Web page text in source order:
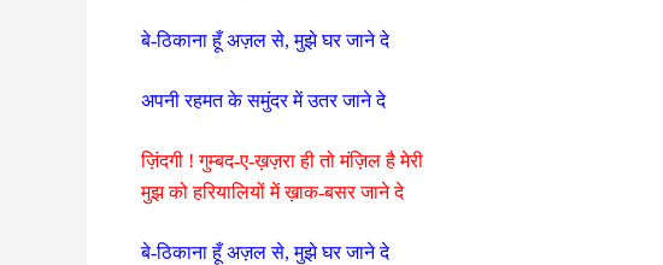
बे-ठिकाना हूँ अज़ल से, मुझे घर जाने दे
अपनी रहमत के समुंदर में उतर जाने दे
ज़िंदगी ! गुम्बद-ए-ख़ज़रा ही तो मंज़िल है मेरी
मुझ को हरियालियों में ख़ाक-बसर जाने दे
बे-ठिकाना हूँ अज़ल से, मुझे घर जाने दे